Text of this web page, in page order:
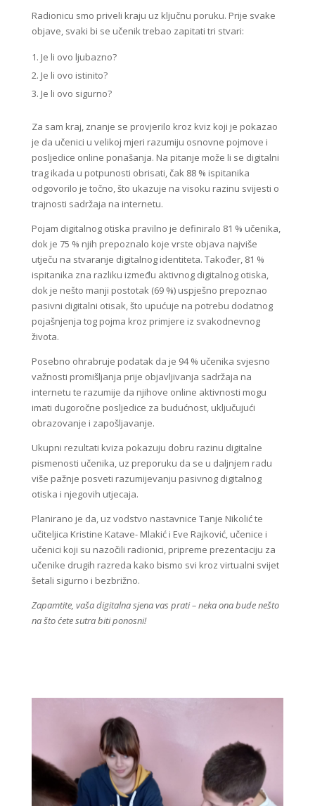
Radionicu smo priveli kraju uz ključnu poruku. Prije svake
objave, svaki bi se učenik trebao zapitati tri stvari:
Je li ovo ljubazno?
Je li ovo istinito?
Je li ovo sigurno?
Za sam kraj, znanje se provjerilo kroz kviz koji je pokazao
je da učenici u velikoj mjeri razumiju osnovne pojmove i
posljedice online ponašanja. Na pitanje može li se digitalni
trag ikada u potpunosti obrisati, čak 88 % ispitanika
odgovorilo je točno, što ukazuje na visoku razinu svijesti o
trajnosti sadržaja na internetu.
Pojam digitalnog otiska pravilno je definiralo 81 % učenika,
dok je 75 % njih prepoznalo koje vrste objava najviše
utječu na stvaranje digitalnog identiteta. Također, 81 %
ispitanika zna razliku između aktivnog digitalnog otiska,
dok je nešto manji postotak (69 %) uspješno prepoznao
pasivni digitalni otisak, što upućuje na potrebu dodatnog
pojašnjenja tog pojma kroz primjere iz svakodnevnog
života.
Posebno ohrabruje podatak da je 94 % učenika svjesno
važnosti promišljanja prije objavljivanja sadržaja na
internetu te razumije da njihove online aktivnosti mogu
imati dugoročne posljedice za budućnost, uključujući
obrazovanje i zapošljavanje.
Ukupni rezultati kviza pokazuju dobru razinu digitalne
pismenosti učenika, uz preporuku da se u daljnjem radu
više pažnje posveti razumijevanju pasivnog digitalnog
otiska i njegovih utjecaja.
Planirano je da, uz vodstvo nastavnice Tanje Nikolić te
učiteljica Kristine Katave- Mlakić i Eve Rajković, učenice i
učenici koji su nazočili radionici, pripreme prezentaciju za
učenike drugih razreda kako bismo svi kroz virtualni svijet
šetali sigurno i bezbrižno.
Zapamtite, vaša digitalna sjena vas prati – neka ona bude nešto
na što ćete sutra biti ponosni!